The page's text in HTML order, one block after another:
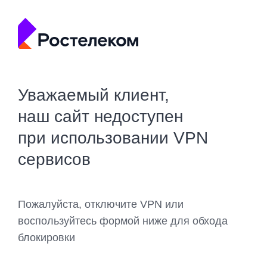
Уважаемый клиент,
наш сайт недоступен
при использовании VPN
сервисов
Пожалуйста, отключите VPN или
воспользуйтесь формой ниже для обхода
блокировки